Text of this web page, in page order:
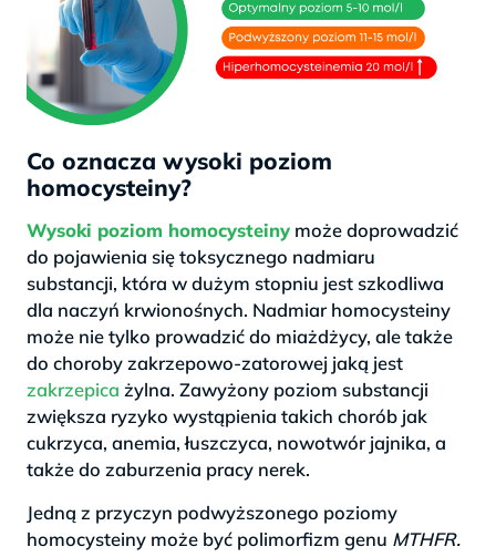
Co oznacza wysoki poziom
homocysteiny?
Wysoki poziom homocysteiny może doprowadzić
do pojawienia się toksycznego nadmiaru
substancji, która w dużym stopniu jest szkodliwa
dla naczyń krwionośnych. Nadmiar homocysteiny
może nie tylko prowadzić do miażdżycy, ale także
do choroby zakrzepowo-zatorowej jaką jest
zakrzepica żylna. Zawyżony poziom substancji
zwiększa ryzyko wystąpienia takich chorób jak
cukrzyca, anemia, łuszczyca, nowotwór jajnika, a
także do zaburzenia pracy nerek.
Jedną z przyczyn podwyższonego poziomy
homocysteiny może być polimorfizm genu MTHFR.